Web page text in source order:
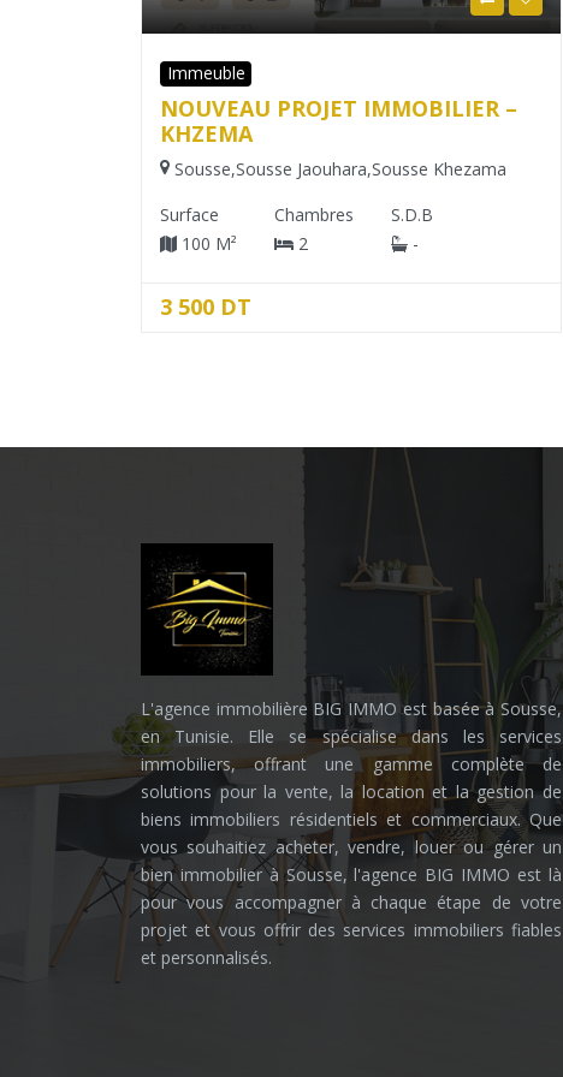
Appartement
Appartement S+2 À Vendre –
Hammam Sousse – Vue Mer
Sousse,Hammam Sousse,Hammam Sousse
Surface
70 M²
Chambres
2
S.D.B
-
230 000 DT
L'agence immobilière BIG IMMO est basée à Sousse,
en Tunisie. Elle se spécialise dans les services
immobiliers, offrant une gamme complète de
solutions pour la vente, la location et la gestion de
biens immobiliers résidentiels et commerciaux. Que
vous souhaitiez acheter, vendre, louer ou gérer un
bien immobilier à Sousse, l'agence BIG IMMO est là
pour vous accompagner à chaque étape de votre
projet et vous offrir des services immobiliers fiables
et personnalisés.